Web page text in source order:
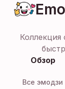
Обзор
Все эмодзи